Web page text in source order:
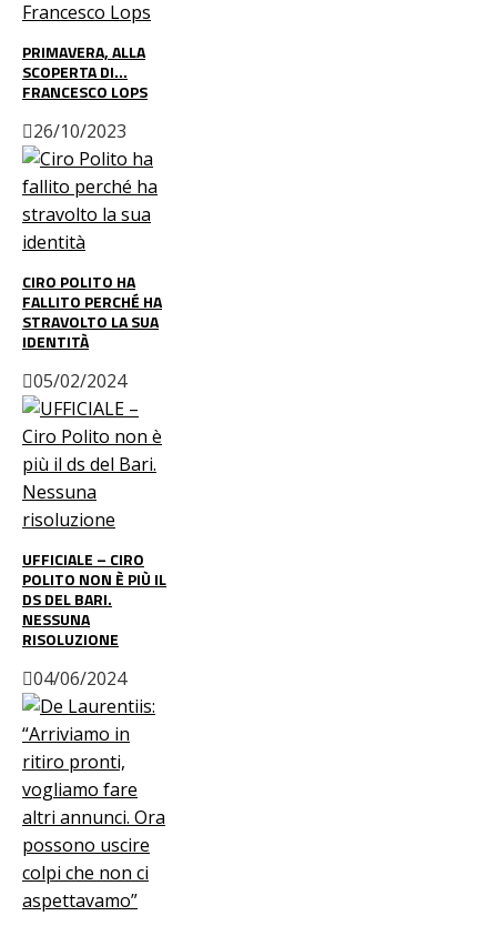
PRIMAVERA, ALLA
SCOPERTA DI…
FRANCESCO LOPS
26/10/2023
CIRO POLITO HA
FALLITO PERCHÉ HA
STRAVOLTO LA SUA
IDENTITÀ
05/02/2024
UFFICIALE – CIRO
POLITO NON È PIÙ IL
DS DEL BARI.
NESSUNA
RISOLUZIONE
04/06/2024